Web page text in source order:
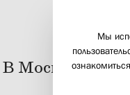
В Москве
Мы